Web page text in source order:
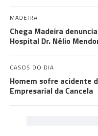
MADEIRA
Chega Madeira
Hospital Dr. Nélio
CASOS DO DIA
Homem sofre acidente
Empresarial da Cancela